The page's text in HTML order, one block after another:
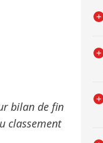
bilan de fin
classement